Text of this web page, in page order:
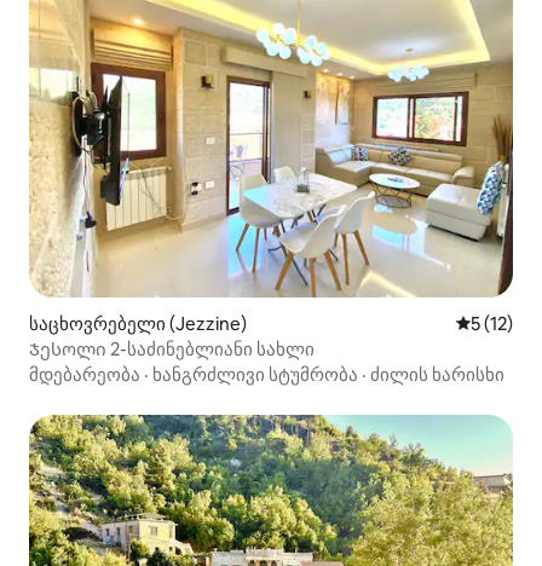
საცხოვრებელი (Jezzine) საშუალო
5 (12)
Ჯესოლი 2-საძინებლიანი სახლი
მდებარეობა · ხანგრძლივი სტუმრობა · ძილის ხარისხი